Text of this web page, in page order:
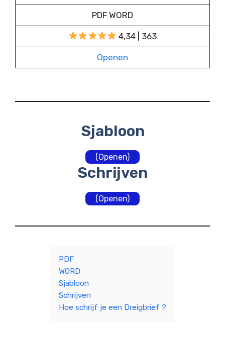
PDF WORD
4,34 | 363
Openen
Sjabloon
(Openen)
Schrijven
(Openen)
PDF
WORD
Sjabloon
Schrijven
Hoe schrijf je een Dreigbrief ?